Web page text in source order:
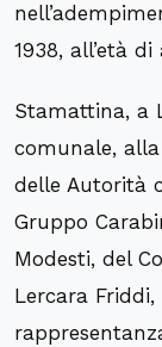
1938, all’età
Stamattina, a
comunale,
delle Autorità
Gruppo
Modesti, del
Lercara